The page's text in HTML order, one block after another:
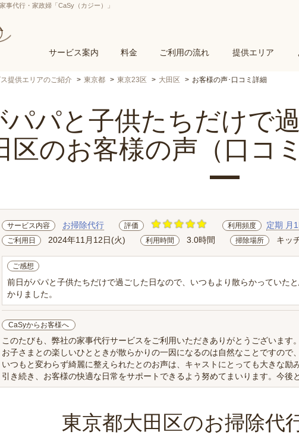
事代行・家政婦「CaSy（カジー）」
サービス案内 料金 ご利用の流れ 提供エリア
提供エリアのご紹介 東京都 東京23区 大田区 お客様の声･口コミ詳細
パパと子供たちだけで
区のお客様の声（口コ
サービス内容 お掃除代行 評価 利用頻度 定期 月
ご利用日 2024年11月12日(火) 利用時間 3.0時間 掃除場所 キッ
ご感想
前日がパパと子供たちだけで過ごした日なので、いつもより散らかっていた
かりました。
CaSyからお客様へ
このたびも、弊社の家事代行サービスをご利用いただきありがとうございます。
お子さまとの楽しいひとときが散らかりの一因になるのは自然なことですので
いつもと変わらず綺麗に整えられたとのお声は、キャストにとっても大きな励
引き続き、お客様の快適な日常をサポートできるよう努めてまいります。今後
東京都大田区のお掃除代